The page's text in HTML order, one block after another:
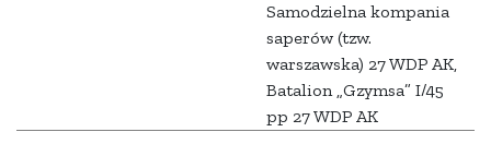
Samodzielna kompania
saperów (tzw.
warszawska) 27 WDP AK,
Batalion „Gzymsa” I/45
pp 27 WDP AK